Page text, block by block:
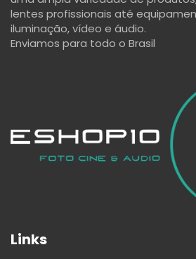
lentes profissionais até
iluminação, vídeo e áudio.
Enviamos para todo o Brasil
Links